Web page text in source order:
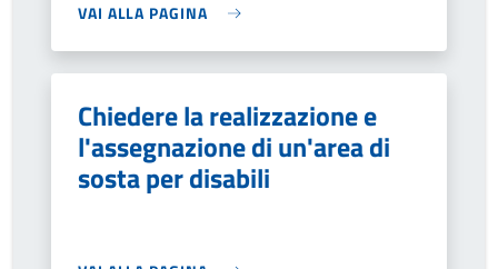
VAI ALLA PAGINA
Chiedere la realizzazione e
l'assegnazione di un'area di
sosta per disabili